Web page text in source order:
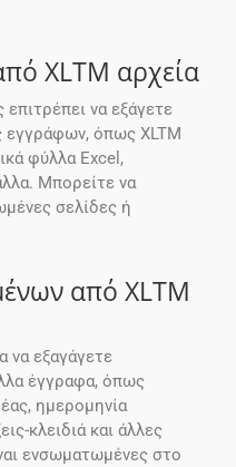
XLTM αρχεία
να εξάγετε
εγγράφων, όπως XLTM
φύλλα Excel,
Μπορείτε να
σελίδες ή
από XLTM
να εξαγάγετε
έγγραφα, όπως
ημερομηνία
κλειδιά και άλλες
ενσωματωμένες στο